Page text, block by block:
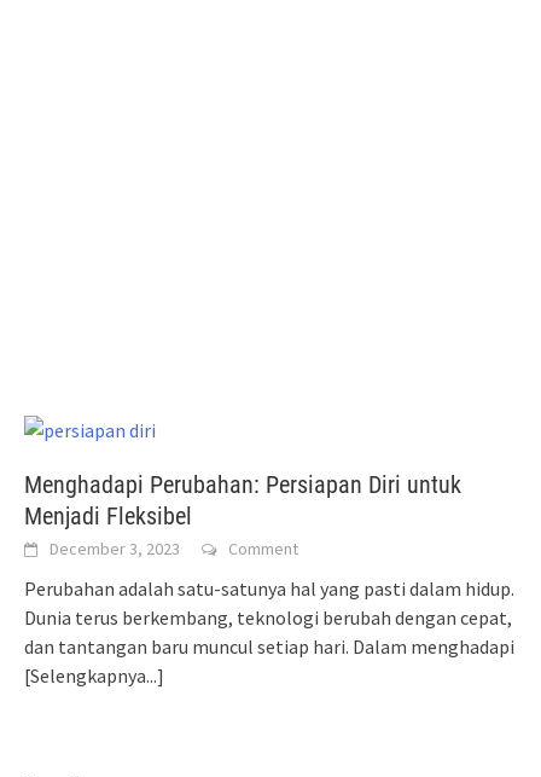
Menghadapi Perubahan: Persiapan Diri untuk
Menjadi Fleksibel
December 3, 2023 Comment
Perubahan adalah satu-satunya hal yang pasti dalam hidup.
Dunia terus berkembang, teknologi berubah dengan cepat,
dan tantangan baru muncul setiap hari. Dalam menghadapi
[Selengkapnya...]